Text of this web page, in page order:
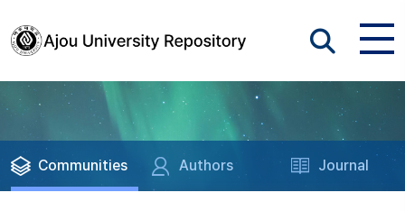
Communities Authors Journal